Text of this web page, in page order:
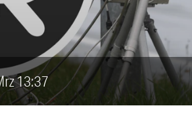
13:37